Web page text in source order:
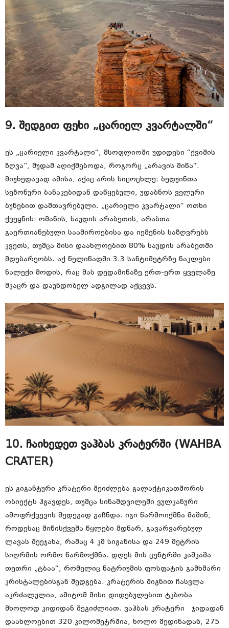
9. შედგით ფეხი „ცარიელ კვარტალში“
ეს „ცარიელი კვარტალი“, მსოფლიოში უდიდესი “ქვიშის
ზღვა”, მუდამ აღიქმებოდა, როგორც „არავის მიწა“.
მიუხედავად ამისა, აქაც არის სიცოცხლე: ბედუინთა
სეზონური ბანაკებიდან დაწყებული, უდაბნოს ველური
ბუნებით დამთავრებული. „ცარიელი კვარტალი“ ოთხი
ქვეყნის: ომანის, საუდის არაბეთის, არაბთა
გაერთიანებული საამიროებისა და იემენის საზღვრებს
კვეთს, თუმცა მისი დაახლოებით 80% საუდის არაბეთში
მდებარეობს. აქ წელიწადში 3.3 სანტიმეტრზე ნაკლები
ნალექი მოდის, რაც მას დედამიწაზე ერთ-ერთ ყველაზე
მკაცრ და დაუნდობელ ადგილად აქცევს.
10. ჩაიხედეთ ვაჰბას კრატერში (WAHBA
CRATER)
ეს გიგანტური კრატერი შეიძლება გალაქტიკათშორის
ობიექტს ჰგავდეს, თუმცა სინამდვილეში ვულკანური
ამოფრქვევის შედეგად გაჩნდა. იგი წარმოიქმნა მაშინ,
როდესაც მიწისქვეშა წყლები მდნარ, გავარვარებულ
ლავას შეეჯახა, რამაც 4 კმ სიგანისა და 249 მეტრის
სიღრმის ორმო წარმოქმნა. დღეს მის ცენტრში კაშკაშა
თეთრი „ტბაა“, რომელიც ნატრიუმის ფოსფატის გამხმარი
კრისტალებისგან შედგება. კრატერის შიგნით ჩასვლა
აკრძალულია, ამიტომ მისი დიდებულებით ტკბობა
მხოლოდ კიდიდან შეგიძლიათ. ვაჰბას კრატერი ჯიდადან
დაახლოებით 320 კილომეტრშია, ხოლო მედინადან, 275